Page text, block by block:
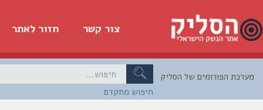
חזור לאתר צור קשר
חיפוש מתקדם
הפורומים של הסליק